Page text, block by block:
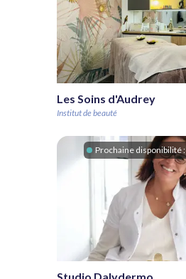
Les Soins d'Audrey
Institut de beauté
Prochaine disponibilité :